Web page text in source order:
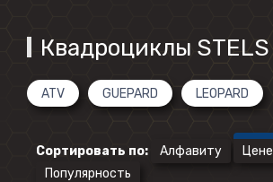
Квадроциклы STELS
ATV GUEPARD LEOPARD
Сортировать по: Алфавиту
Цене
Популярность